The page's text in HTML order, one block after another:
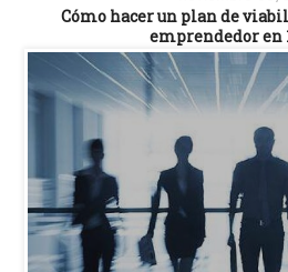
Cómo hacer un plan de
emprendedor en